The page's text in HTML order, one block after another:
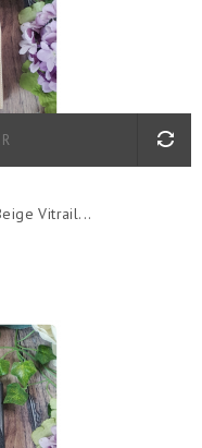
Vitrail...